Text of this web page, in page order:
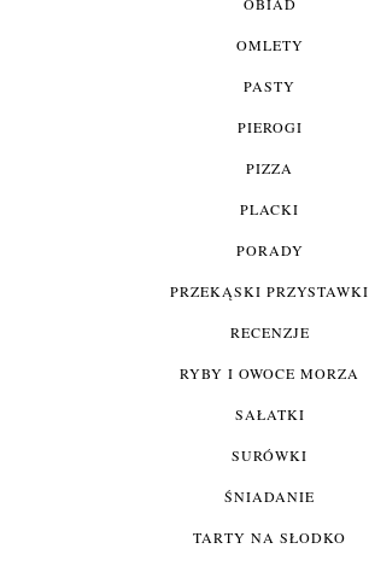
OMLETY
PASTY
PIEROGI
PIZZA
PLACKI
PORADY
PRZEKĄSKI PRZYSTAWKI
RECENZJE
RYBY I OWOCE MORZA
SAŁATKI
SURÓWKI
ŚNIADANIE
TARTY NA SŁODKO